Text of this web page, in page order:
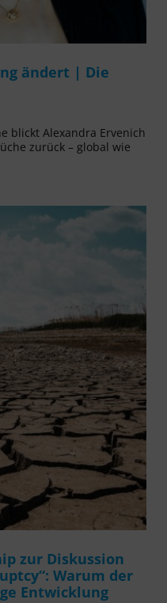
ändert | Die
blickt Alexandra Ervenich
zurück – global wie
zur Diskussion
Warum der
Entwicklung